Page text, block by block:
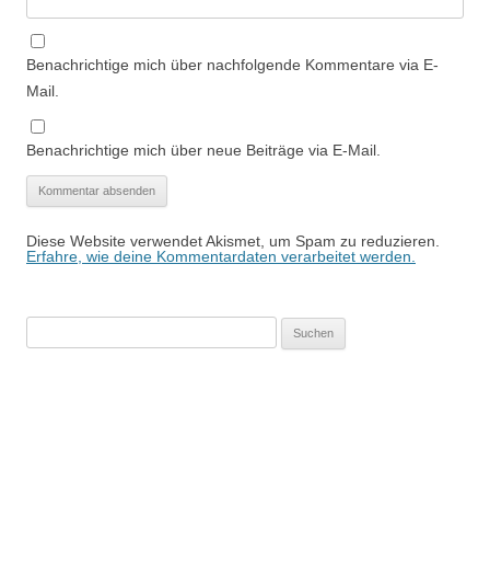
Benachrichtige mich über nachfolgende Kommentare via E-
Mail.
Benachrichtige mich über neue Beiträge via E-Mail.
Diese Website verwendet Akismet, um Spam zu reduzieren.
Erfahre, wie deine Kommentardaten verarbeitet werden.